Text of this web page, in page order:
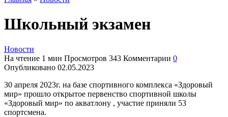
Школьный экзамен
Новости
На чтение 1 мин Просмотров 343 Комментарии 0
Опубликовано 02.05.2023
30 апреля 2023г. на базе спортивного комплекса «Здоровый
мир» прошло открытое первенство спортивной школы
«Здоровый мир» по акватлону , участие приняли 53
спортсмена.